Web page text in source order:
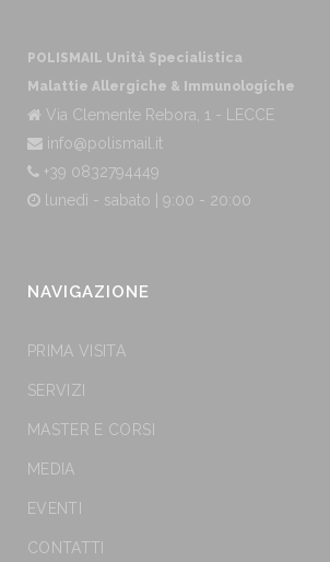
POLISMAIL Unità Specialistica
Malattie Allergiche & Immunologiche
Via Clemente Rebora, 1 - LECCE
info@polismail.it
+39 0832794449
lunedì - sabato | 9:00 - 20:00
NAVIGAZIONE
PRIMA VISITA
SERVIZI
MASTER E CORSI
MEDIA
EVENTI
CONTATTI